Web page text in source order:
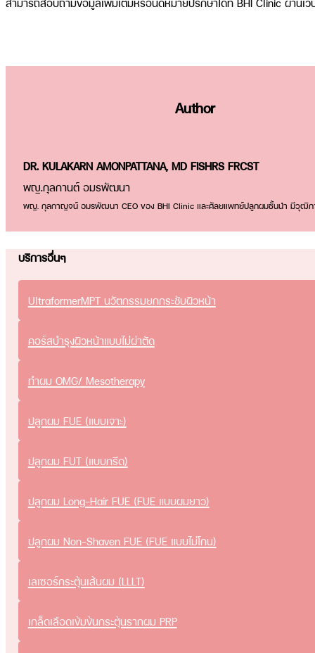
Author
DR. KULAKARN AMONPATTANA, MD FISHRS FRCST
พญ.กุลกานต์ อมรพัฒนา
พญ. กุลกาญจน์ อมรพัฒนา CEO ของ BHI Clinic และศัลยแพทย์ปลูกผมชั้นนำ มีวุฒิกา
บริการอื่นๆ
UltraformerMPT นวัตกรรมยกกระชับผิวหน้า
คอร์สบำรุงผิวหน้าแบบไม่ผ่าตัด
ทําผม OMG/ Mesotherapy
ปลูกผม FUE (แบบเจาะ)
ปลูกผม FUT (แบบกรีด)
ปลูกผม Long-Hair FUE (FUE แบบผมยาว)
ปลูกผม Non-Shaven FUE (FUE แบบไม่โกน)
เลเซอร์กระตุ้นเส้นผม (LLLT)
เกล็ดเลือดเข้มข้นกระตุ้นรากผม PRP